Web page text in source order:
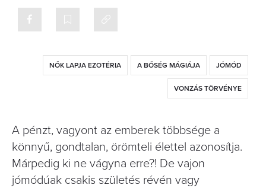
NŐK LAPJA EZOTÉRIA A BŐSÉG MÁGIÁJA JÓMÓD
VONZÁS TÖRVÉNYE
A pénzt, vagyont az emberek többsége a
könnyű, gondtalan, örömteli élettel azonosítja.
Márpedig ki ne vágyna erre?! De vajon
jómódúak csakis születés révén vagy